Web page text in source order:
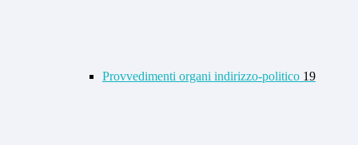
Provvedimenti organi indirizzo-politico 19